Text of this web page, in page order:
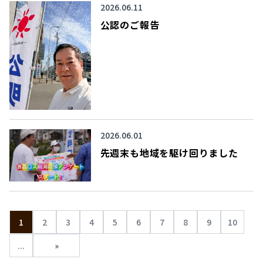
2026.06.11
公認のご報告
2026.06.01
先週末も地域を駆け回りました
1 2 3 4 5 6 7 8 9
10
...
»